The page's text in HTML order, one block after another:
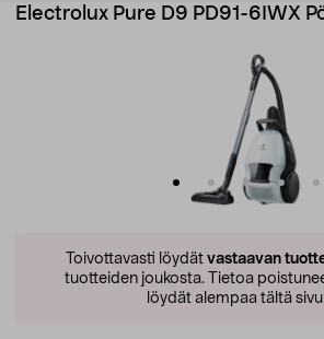
Electrolux Pure D9 PD91-6IWX
Toivottavasti löydät vastaavan
tuotteiden joukosta. Tietoa
löydät alempaa tältä